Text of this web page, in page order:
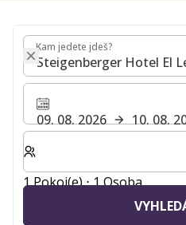
Kam jedete jdeš?
Kam jedete jdeš?
09. 08. 2026
10. 08.
Zvolte počet pokojů a
1 Pokoj(e) ⋅ 1 Osoba